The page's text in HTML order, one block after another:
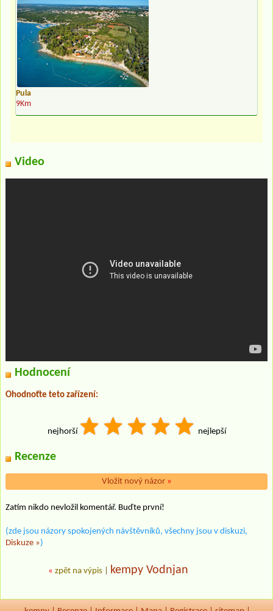
Pula
9Km
Video
Hodnocení
Ohodnoťte teto zařízení:
nejhorší nejlepší
Recenze
Vložit nový názor »
Zatím nikdo nevložil komentář. Buďte první!
(zde jsou názory spokojených návštěvníků, všechny jsou v diskuzi,
Diskuze »)
« zpět na výpis kempy Vodnjan